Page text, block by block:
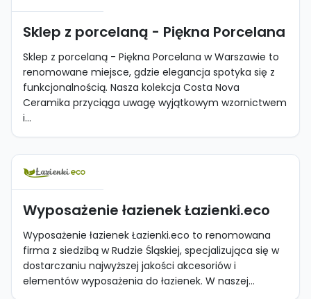
Sklep z porcelaną - Piękna Porcelana
Sklep z porcelaną - Piękna Porcelana w Warszawie to
renomowane miejsce, gdzie elegancja spotyka się z
funkcjonalnością. Nasza kolekcja Costa Nova
Ceramika przyciąga uwagę wyjątkowym wzornictwem
i...
Wyposażenie łazienek Łazienki.eco
Wyposażenie łazienek Łazienki.eco to renomowana
firma z siedzibą w Rudzie Śląskiej, specjalizująca się w
dostarczaniu najwyższej jakości akcesoriów i
elementów wyposażenia do łazienek. W naszej...